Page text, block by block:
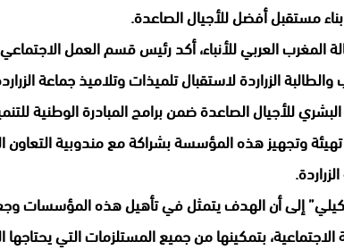
مستقبل أفضل للأجيال الصاعدة.
المغرب العربي للأنباء، أكد رئيس قسم العمل الاجتماعي
والطالبة الزراردة لاستقبال تلميذات وتلاميذ جماعة
للأجيال الصاعدة ضمن برامج المبادرة الوطنية
وتجهيز هذه المؤسسة بشراكة مع مندوبية التعاون
إلى أن الهدف يتمثل في تأهيل هذه المؤسسات
بتمكينها من جميع المستلزمات التي